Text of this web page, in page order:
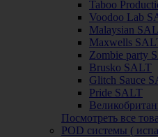
Taboo
Voodoo Lab
Malaysian
Maxwells
Zombie party
Brusko SALT
Glitch Sauce
Pride SALT
Посмотреть все
POD системы (